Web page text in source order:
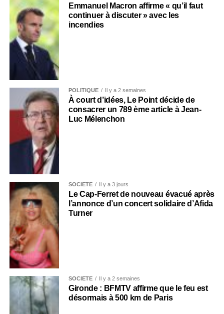
Emmanuel Macron affirme « qu’il faut
continuer à discuter » avec les
incendies
POLITIQUE Il y a 2 semaines
À court d’idées, Le Point décide de
consacrer un 789 ème article à Jean-
Luc Mélenchon
SOCIÉTÉ Il y a 3 jours
Le Cap-Ferret de nouveau évacué après
l’annonce d’un concert solidaire d’Afida
Turner
SOCIÉTÉ Il y a 2 semaines
Gironde : BFMTV affirme que le feu est
désormais à 500 km de Paris